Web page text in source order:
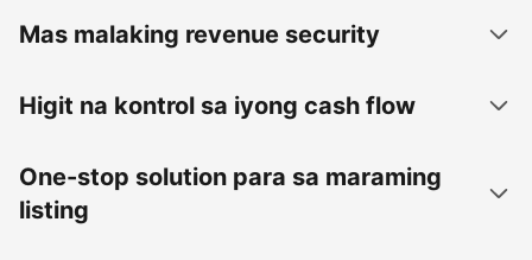
Mas malaking revenue security
Higit na kontrol sa iyong cash flow
One-stop solution para sa maraming
listing